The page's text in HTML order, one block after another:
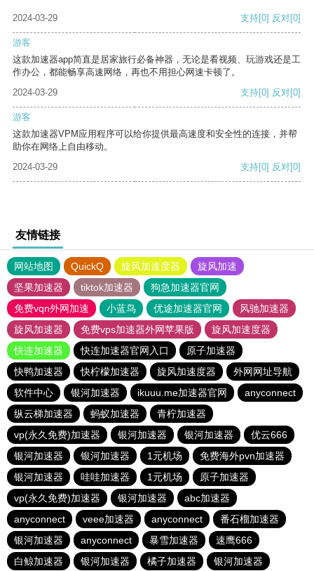
2024-03-29 支持[0] 反对[0]
游客
这款加速器app简直是居家旅行必备神器，无论是看视频、玩游戏还是工
作办公，都能畅享高速网络，再也不用担心网速卡顿了。
2024-03-29
支持[0] 反对[0]
游客
这款加速器VPM应用程序可以给你提供最高速度和安全性的连接，并帮
助你在网络上自由移动。
2024-03-29
支持[0] 反对[0]
友情链接
网站地图 QuickQ 旋风加速度器
旋风加速
坚果加速器
tiktok加速器
狗急加速器官网
免费vqn外网加速
小蓝鸟 优途加速器官网
风驰加速器
旋风加速器
免费vps加速器外网苹果版
旋风加速度器
快连加速器
快连加速器官网入口
原子加速器
快鸭加速器
快柠檬加速器 旋风加速度器
外网网址导航
软件中心
银河加速器 ikuuu.me加速器官网
anyconnect
纵云梯加速器
蚂蚁加速器
青柠加速器
vp(永久免费)加速器
银河加速器 银河加速器
优云666
银河加速器
银河加速器 1元机场
免费海外pvn加速器
银河加速器
哇哇加速器 1元机场
原子加速器
vp(永久免费)加速器
银河加速器
abc加速器
anyconnect
veee加速器 anyconnect
番石榴加速器
银河加速器
anyconnect 暴雪加速器
速鹰666
白鲸加速器
银河加速器 橘子加速器 银河加速器